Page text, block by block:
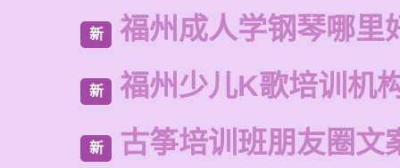
新 福州成人学钢琴哪里
新 福州少儿K歌培训机
新 古筝培训班朋友圈文